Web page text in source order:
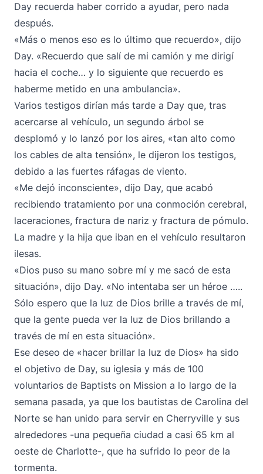
Day recuerda haber corrido a ayudar, pero nada
después.
«Más o menos eso es lo último que recuerdo», dijo
Day. «Recuerdo que salí de mi camión y me dirigí
hacia el coche… y lo siguiente que recuerdo es
haberme metido en una ambulancia».
Varios testigos dirían más tarde a Day que, tras
acercarse al vehículo, un segundo árbol se
desplomó y lo lanzó por los aires, «tan alto como
los cables de alta tensión», le dijeron los testigos,
debido a las fuertes ráfagas de viento.
«Me dejó inconsciente», dijo Day, que acabó
recibiendo tratamiento por una conmoción cerebral,
laceraciones, fractura de nariz y fractura de pómulo.
La madre y la hija que iban en el vehículo resultaron
ilesas.
«Dios puso su mano sobre mí y me sacó de esta
situación», dijo Day. «No intentaba ser un héroe …..
Sólo espero que la luz de Dios brille a través de mí,
que la gente pueda ver la luz de Dios brillando a
través de mí en esta situación».
Ese deseo de «hacer brillar la luz de Dios» ha sido
el objetivo de Day, su iglesia y más de 100
voluntarios de Baptists on Mission a lo largo de la
semana pasada, ya que los bautistas de Carolina del
Norte se han unido para servir en Cherryville y sus
alrededores -una pequeña ciudad a casi 65 km al
oeste de Charlotte-, que ha sufrido lo peor de la
tormenta.